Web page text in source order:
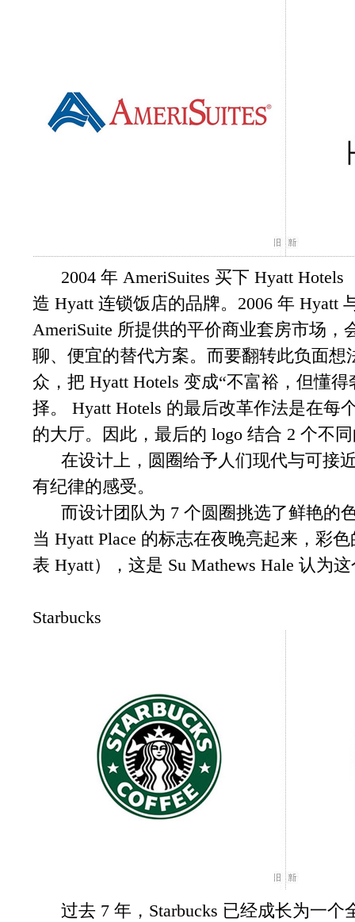
2004 年 AmeriSuites 买下 Hyatt Hotels
造 Hyatt 连锁饭店的品牌。2006 年 Hyatt
AmeriSuite 所提供的平价商业套房市场
聊、便宜的替代方案。而要翻转此负面
众，把 Hyatt Hotels 变成“不富裕，但懂
择。 Hyatt Hotels 的最后改革作法是在每
的大厅。因此，最后的 logo 结合 2 个不
在设计上，圆圈给予人们现代与可接
有纪律的感受。
而设计团队为 7 个圆圈挑选了鲜艳的
当 Hyatt Place 的标志在夜晚亮起来，彩
表 Hyatt），这是 Su Mathews Hale 认为
Starbucks
过去 7 年，Starbucks 已经成长为一个